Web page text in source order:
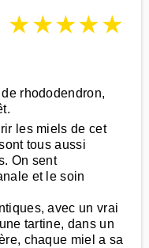
★★★★★
rhododendron,
les miels de cet
tous aussi
On sent
et le soin
avec un vrai
tartine, dans un
chaque miel a sa